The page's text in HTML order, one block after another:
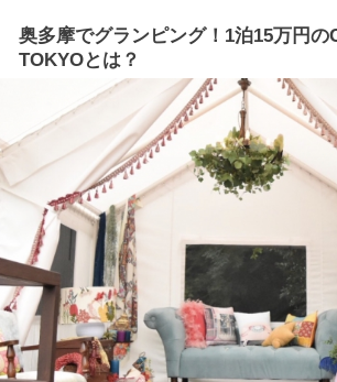
奥多摩でグランピング！1泊15万円
TOKYOとは？